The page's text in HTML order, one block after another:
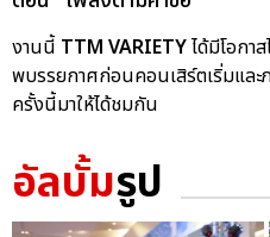
งานนี้ TTM VARIETYได้มีโอกา
พบรรยกาศก่อนคอนเสิร์ตเริ่มและ
ครั้งนี้มาให้ได้ชมกัน
อัลบั้มรูป